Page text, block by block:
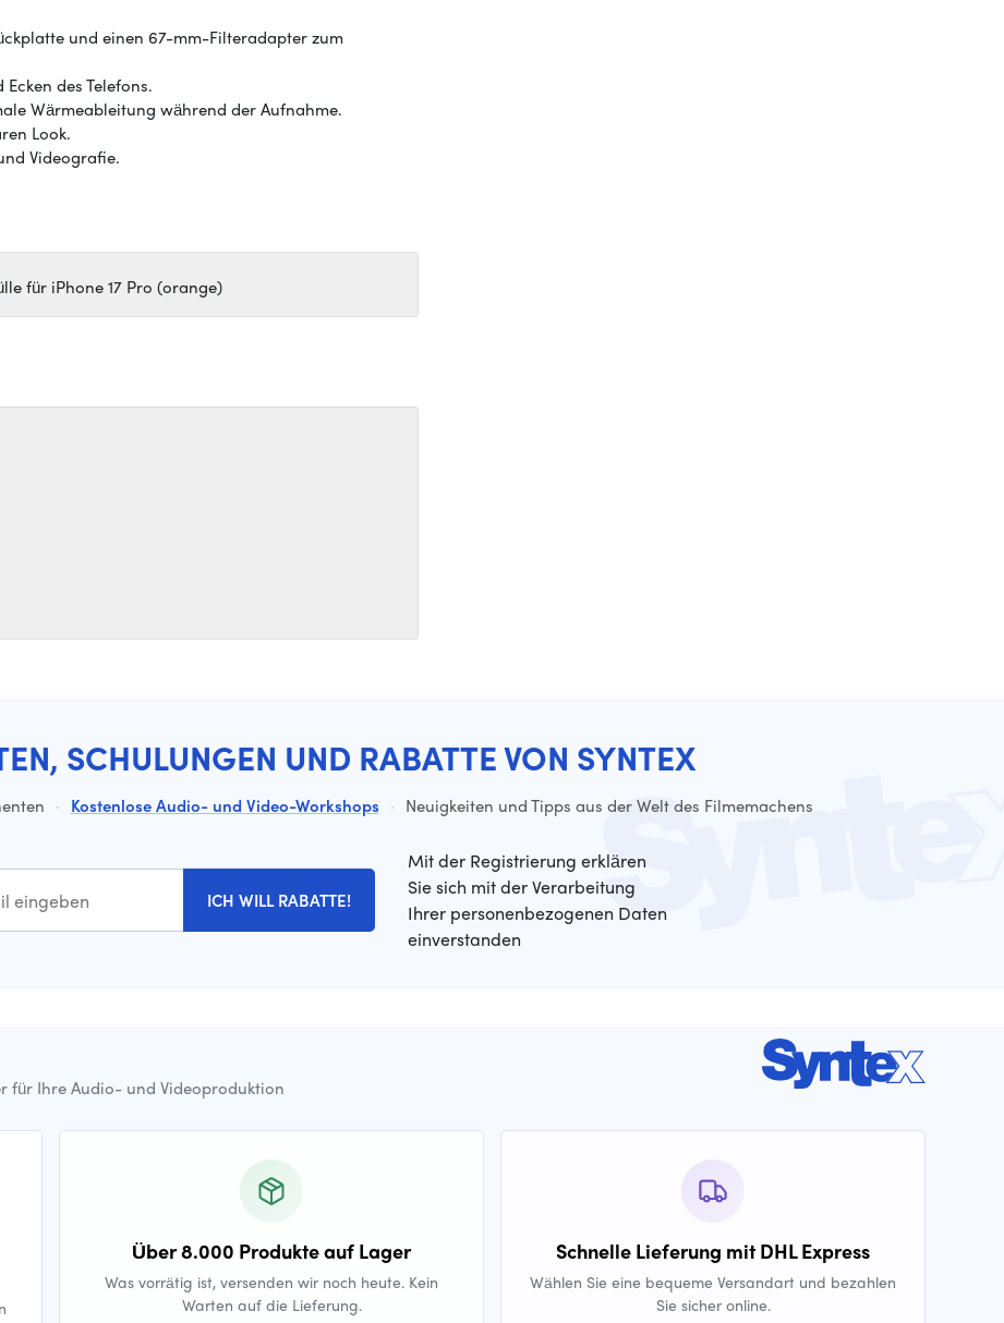
und einen 67-mm-Filteradapter zum
des Telefons.
Wärmeableitung während der Aufnahme.
Look.
Videografie.
für iPhone 17 Pro (orange)
SCHULUNGEN UND RABATTE VON SYNTEX
· Kostenlose Audio- und Video-Workshops · Neuigkeiten und Tipps aus der Welt des Filmemachens
ICH WILL RABATTE!
Mit der Registrierung erklären
Sie sich mit der Verarbeitung
Ihrer personenbezogenen Daten
einverstanden
für Ihre Audio- und Videoproduktion
Über 8.000 Produkte auf Lager
Was vorrätig ist, versenden wir noch heute. Kein
Warten auf die Lieferung.
Schnelle Lieferung mit DHL Express
Wählen Sie eine bequeme Versandart und bezahlen
Sie sicher online.